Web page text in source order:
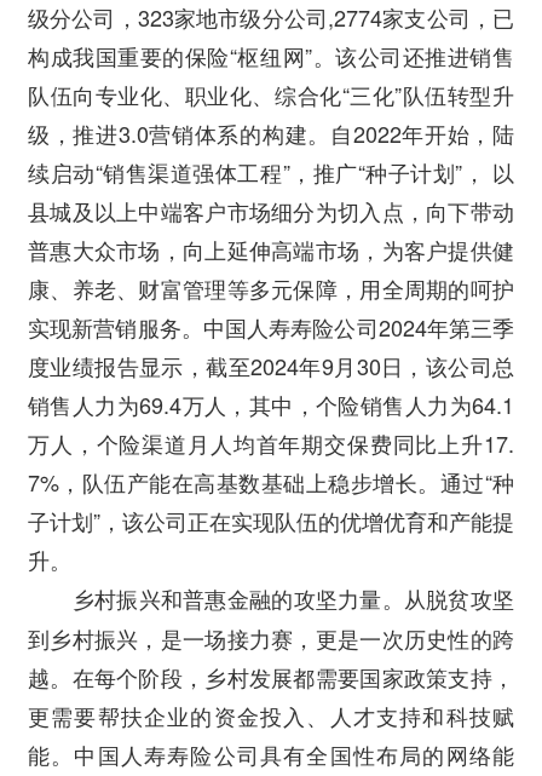
级分公司，323家地市级分公司,2774家支公司，已
构成我国重要的保险“枢纽网”。该公司还推进销售
队伍向专业化、职业化、综合化“三化”队伍转型升
级，推进3.0营销体系的构建。自2022年开始，陆
续启动“销售渠道强体工程”，推广“种子计划”， 以
县城及以上中端客户市场细分为切入点，向下带动
普惠大众市场，向上延伸高端市场，为客户提供健
康、养老、财富管理等多元保障，用全周期的呵护
实现新营销服务。中国人寿寿险公司2024年第三季
度业绩报告显示，截至2024年9月30日，该公司总
销售人力为69.4万人，其中，个险销售人力为64.1
万人，个险渠道月人均首年期交保费同比上升17.
7%，队伍产能在高基数基础上稳步增长。通过“种
子计划”，该公司正在实现队伍的优增优育和产能提
升。
乡村振兴和普惠金融的攻坚力量。 从脱贫攻坚
到乡村振兴，是一场接力赛，更是一次历史性的跨
越。在每个阶段，乡村发展都需要国家政策支持，
更需要帮扶企业的资金投入、人才支持和科技赋
能。中国人寿寿险公司具有全国性布局的网络能